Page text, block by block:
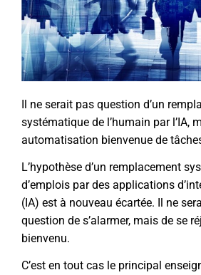
Il ne serait pas question d’un
systématique de l’humain par l’IA,
automatisation bienvenue de
L’hypothèse d’un remplacement
d’emplois par des applications
(IA) est à nouveau écartée. Il ne
question de s’alarmer, mais de se
bienvenu.
C’est en tout cas le principal